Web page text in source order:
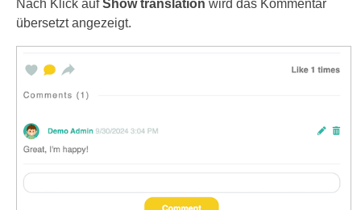
Nach Klick aufShow translation wird das Kommentar
übersetzt angezeigt.